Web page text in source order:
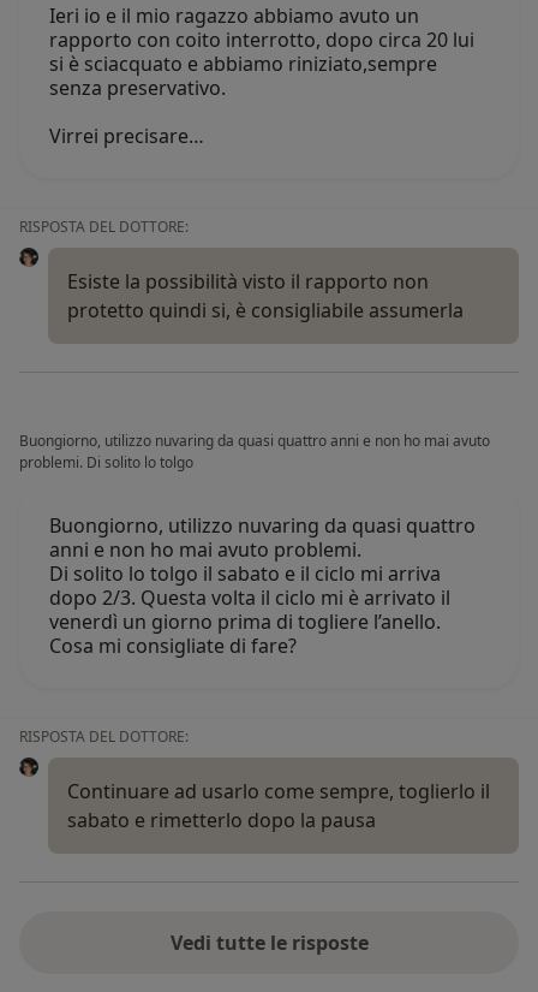
Ieri io e il mio ragazzo abbiamo avuto un
rapporto con coito interrotto, dopo circa 20 lui
si è sciacquato e abbiamo riniziato,sempre
senza preservativo.
Virrei precisare…
RISPOSTA DEL DOTTORE:
Esiste la possibilità visto il rapporto non
protetto quindi si, è consigliabile assumerla
Buongiorno, utilizzo nuvaring da quasi quattro anni e non ho mai avuto
problemi. Di solito lo tolgo
Buongiorno, utilizzo nuvaring da quasi quattro
anni e non ho mai avuto problemi.
Di solito lo tolgo il sabato e il ciclo mi arriva
dopo 2/3. Questa volta il ciclo mi è arrivato il
venerdì un giorno prima di togliere l’anello.
Cosa mi consigliate di fare?
RISPOSTA DEL DOTTORE:
Continuare ad usarlo come sempre, toglierlo il
sabato e rimetterlo dopo la pausa
Vedi tutte le risposte